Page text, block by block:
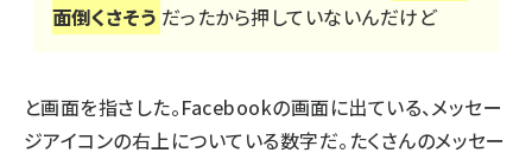
面倒くさそう だったから押していないんだけど
と画面を指さした。Facebookの画面に出ている、メッセー
ジアイコンの右上についている数字だ。たくさんのメッセー